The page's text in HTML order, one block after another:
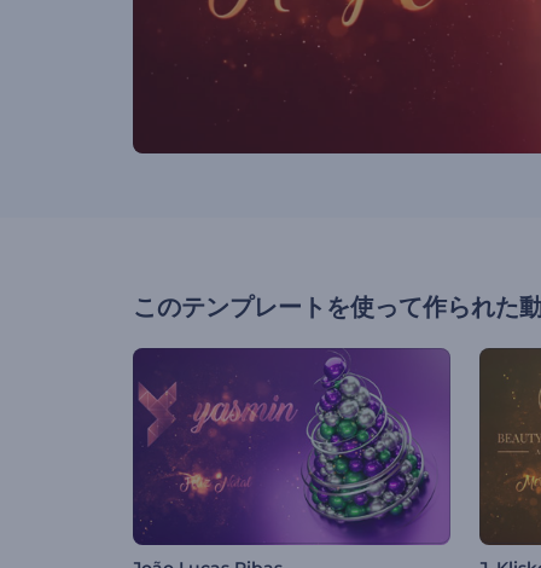
このテンプレートを使って作られた